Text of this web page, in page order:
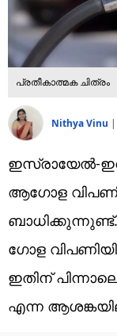
പ്രതീകാത്മക ചിത്രം
Nithya Vinu |
ഇസ്രായേൽ-
ആ​ഗോള
ഗോള
ഇതിന്
എന്ന